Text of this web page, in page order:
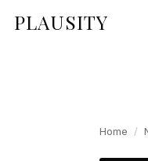
PLAUSITY
Home /